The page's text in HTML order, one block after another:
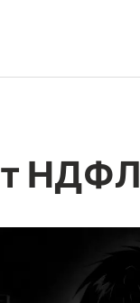
НДФЛ